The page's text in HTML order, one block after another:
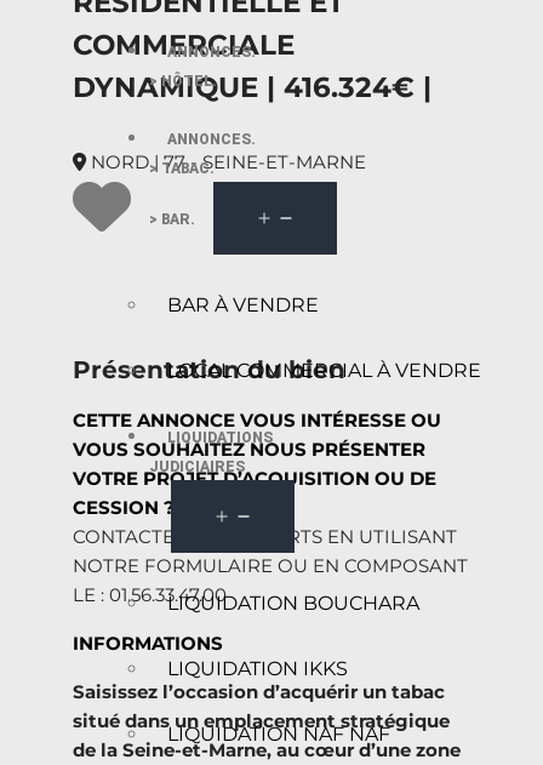
ANNONCES.
> HÔTEL.
ANNONCES.
> TABAC.
> BAR.
BAR À VENDRE
LOCAL COMMERCIAL À VENDRE
LIQUIDATIONS
JUDICIAIRES
LIQUIDATION BOUCHARA
LIQUIDATION IKKS
LIQUIDATION NAF NAF
COMMERCIALE
DYNAMIQUE | 416.324€ |
NORD | 77 - SEINE-ET-MARNE
Présentation du bien
CETTE ANNONCE VOUS INTÉRESSE OU
VOUS SOUHAITEZ NOUS PRÉSENTER
VOTRE PROJET D’ACQUISITION OU DE
CESSION ?
CONTACTEZ NOS EXPERTS EN UTILISANT
NOTRE FORMULAIRE OU EN COMPOSANT
LE : 01.56.33.47.00
INFORMATIONS
Saisissez l’occasion d’acquérir un tabac
situé dans un emplacement stratégique
de la Seine-et-Marne, au cœur d’une zone